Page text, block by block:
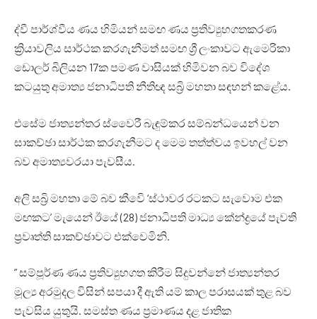
ද්වී පාර්ශ්වීය ණය හිමියන් සමඟ ණය ප්‍රතිව්‍යුහගතකරණ
ක්‍රියාවලිය සාර්ථක කරගැනීමත් සමඟ ශ්‍රී ලංකාවට ඇමෙරිකා
ඩොලර් බිලියන 17ක පමණ වාසියක් හිමිවන බව විදේශ
කටයුතු අමාත්‍ය ජනාධිපති නීතිඥ සබ්‍රි මහතා සඳහන් කළේය.
එසේම ජාත්‍යන්තර ස්වෛරී බැඳුම්කර සම්බන්ධයෙන් වන
සාකච්ඡා සාර්ථක කරගැනීමට ද මෙම තත්ත්වය ඉවහල් වන
බව අමාත්‍යවරයා පැවසීය.
අලි සබ්‍රි මහතා මේ බව කීවෙි ‘ස්ථාවර රටකට සැවොම එක
මඟකට’ මැයෙන් ඊයේ (28) ජනාධිපති මාධ්‍ය කේන්ද්‍රයේ පැවති
ප්‍රවෘත්ති සාකච්ඡාවට එක්වෙමිනි.
” සම්පූර්ණ ණය ප්‍රතිව්‍යුහගත කිරීම සිදුවන්නේ ජාත්‍යන්තර
මූල්‍ය අරමුදල විසින් සපයා දී ඇති යම් කාල පරාසයක් තුළ බව
පැවසිය යුතුයි. සමස්ත ණය ප්‍රමාණය දළ ජාතික